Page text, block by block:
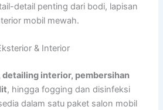
detail penting dari bodi, lapisan
mobil mewah.
& Interior
detailing interior, pembersihan
, hingga fogging dan disinfeksi
dalam satu paket salon mobil